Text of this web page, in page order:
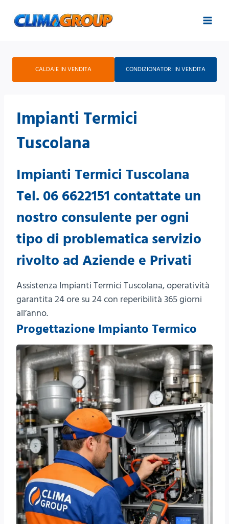
CALDAIE IN VENDITA CONDIZIONATORI IN VENDITA
Impianti Termici
Tuscolana
Impianti Termici Tuscolana
Tel. 06 6622151 contattate un
nostro consulente per ogni
tipo di problematica servizio
rivolto ad Aziende e Privati
Assistenza Impianti Termici Tuscolana, operatività
garantita 24 ore su 24 con reperibilità 365 giorni
all’anno.
Progettazione Impianto Termico